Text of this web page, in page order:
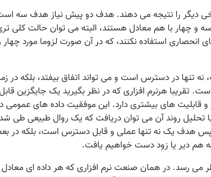
دیگر را نتیجه می دهند. هدف دو پیش نیاز هدف سه
با هم معادل هستند، البته می توان حالت کلی
استفاده نکنند، که در آن صورت لزوما مورد چهار
تنها در دسترس است و می تواند اتفاق بیفتد، بلکه در
تقریبا هرنرم افزاری که در نظر بگیرید یک جایگزین
و قابلیت های بیشتری دارد. این موفقیت داده های عمومی
تحلیل روند آن می توان دریافت که یک روال طبیعی طی
پس هدف یک نه تنها عملی و قابل دسترس است، بلکه در
هم دیر یا زود دست خواهیم یافت.
می رسد. در همان صنعت نرم افزاری که هر داده ای معادل